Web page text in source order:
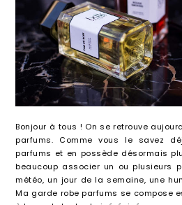
Bonjour à tous ! On se retrouve
parfums. Comme vous le savez
parfums et en possède désormais
beaucoup associer un ou plusieurs
météo, un jour de la semaine, une
Ma garde robe parfums se compose